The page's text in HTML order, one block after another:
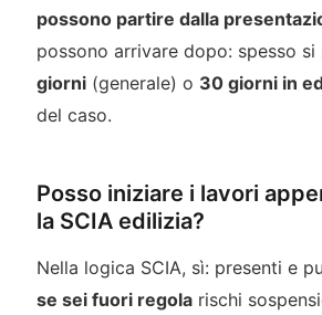
possono partire dalla
possono arrivare dopo: spesso si
giorni(generale) o 30 giorni in
del caso.
Posso iniziare i lavori
la SCIA edilizia?
Nella logica SCIA, sì: presenti e
se sei fuori regolarischi